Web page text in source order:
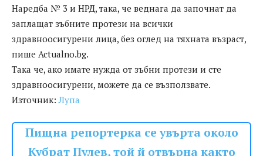
Наредба № 3 и НРД, така, че веднага да започнат да
заплащат зъбните протези на всички
здравноосигурени лица, без оглед на тяхната възраст,
пише Actualno.bg.
Така че, ако имате нужда от зъбни протези и сте
здравноосигурени, можете да се възползвате.
Източник:Лупа
Пищна репортерка се увърта около
Кубрат Пулев, той й отвърна както